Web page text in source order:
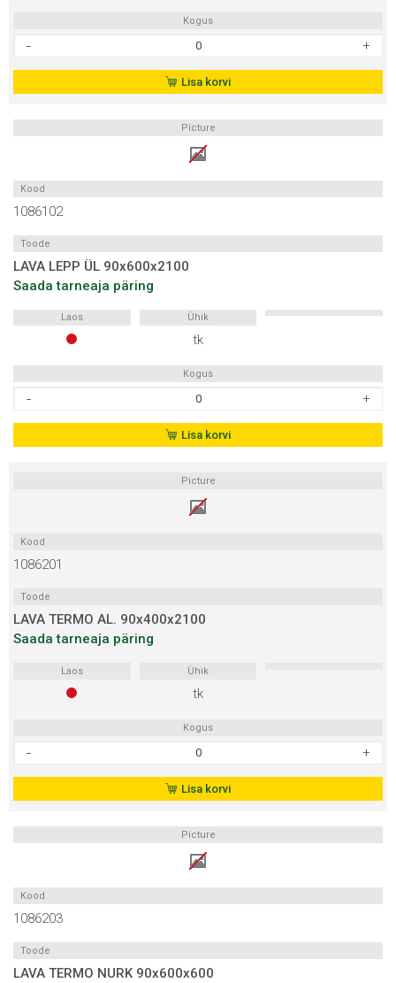
Kogus
90x600x600
Lisa korvi
Picture
Kood
1086102
Toode
LAVA LEPP ÜL 90x600x2100
Saada tarneaja päring
Laos Ühik
tk
Kogus
90x600x2100
Lisa korvi
Picture
Kood
1086201
Toode
LAVA TERMO AL. 90x400x2100
Saada tarneaja päring
Laos Ühik
tk
Kogus
90x400x2100
kogus
Lisa korvi
Picture
Kood
1086203
Toode
LAVA TERMO NURK 90x600x600